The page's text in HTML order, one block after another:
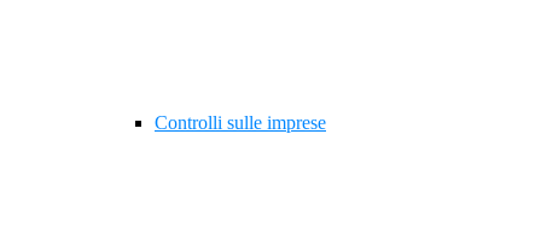
Controlli sulle imprese